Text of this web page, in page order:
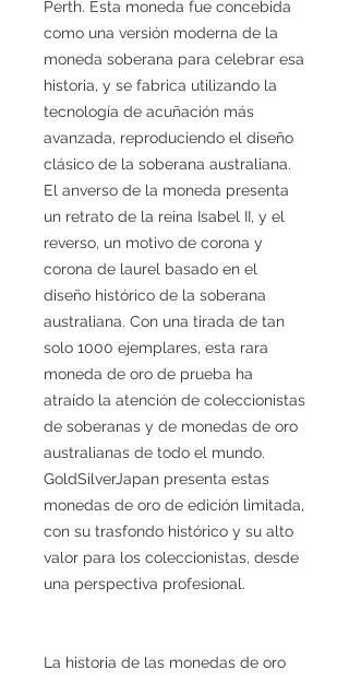
Perth. Esta moneda fue concebida
como una versión moderna de la
moneda soberana para celebrar esa
historia, y se fabrica utilizando la
tecnología de acuñación más
avanzada, reproduciendo el diseño
clásico de la soberana australiana.
El anverso de la moneda presenta
un retrato de la reina Isabel II, y el
reverso, un motivo de corona y
corona de laurel basado en el
diseño histórico de la soberana
australiana. Con una tirada de tan
solo 1000 ejemplares, esta rara
moneda de oro de prueba ha
atraído la atención de coleccionistas
de soberanas y de monedas de oro
australianas de todo el mundo.
GoldSilverJapan presenta estas
monedas de oro de edición limitada,
con su trasfondo histórico y su alto
valor para los coleccionistas, desde
una perspectiva profesional.
La historia de las monedas de oro